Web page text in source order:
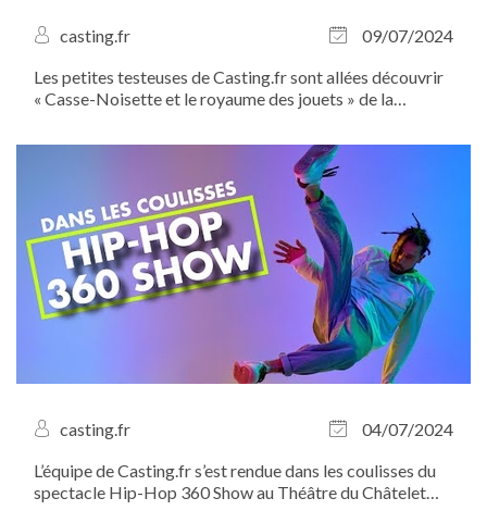
casting.fr
09/07/2024
Les petites testeuses de Casting.fr sont allées découvrir
« Casse-Noisette et le royaume des jouets » de la
casting.fr
04/07/2024
L’équipe de Casting.fr s’est rendue dans les coulisses du
spectacle Hip-Hop 360 Show au Théâtre du Châtelet